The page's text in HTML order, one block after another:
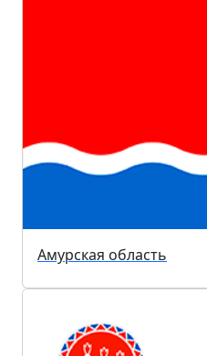
Амурская область